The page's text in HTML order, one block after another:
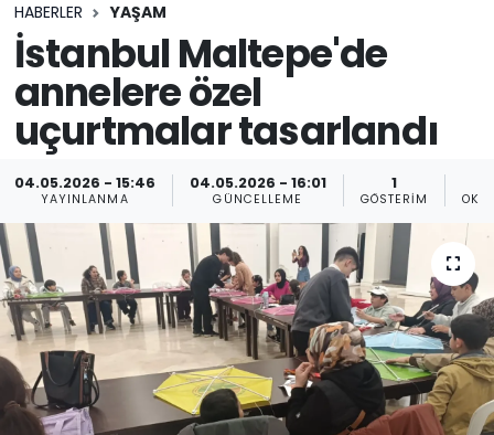
HABERLER YAŞAM
İstanbul Maltepe'de
annelere özel
uçurtmalar tasarlandı
04.05.2026 - 15:46
YAYINLANMA
04.05.2026 - 16:01
GÜNCELLEME
1
GÖSTERIM
Son Dakika Haberleri
Haber Arşivi